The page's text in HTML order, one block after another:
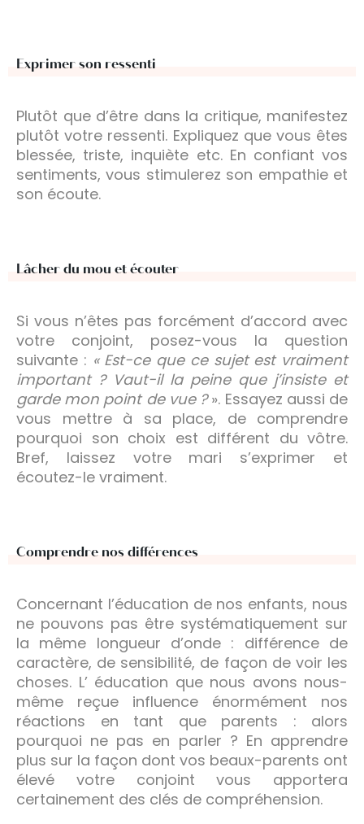
Exprimer son ressenti
Plutôt que d’être dans la critique, manifestez
plutôt votre ressenti. Expliquez que vous êtes
blessée, triste, inquiète etc. En confiant vos
sentiments, vous stimulerez son empathie et
son écoute.
Lâcher du mou et écouter
Si vous n’êtes pas forcément d’accord avec
votre conjoint, posez-vous la question
suivante : « Est-ce que ce sujet est vraiment
important ? Vaut-il la peine que j’insiste et
garde mon point de vue ?». Essayez aussi de
vous mettre à sa place, de comprendre
pourquoi son choix est différent du vôtre.
Bref, laissez votre mari s’exprimer et
écoutez-le vraiment.
Comprendre nos différences
Concernant l’éducation de nos enfants, nous
ne pouvons pas être systématiquement sur
la même longueur d’onde : différence de
caractère, de sensibilité, de façon de voir les
choses. L’ éducation que nous avons nous-
même reçue influence énormément nos
réactions en tant que parents : alors
pourquoi ne pas en parler ? En apprendre
plus sur la façon dont vos beaux-parents ont
élevé votre conjoint vous apportera
certainement des clés de compréhension.